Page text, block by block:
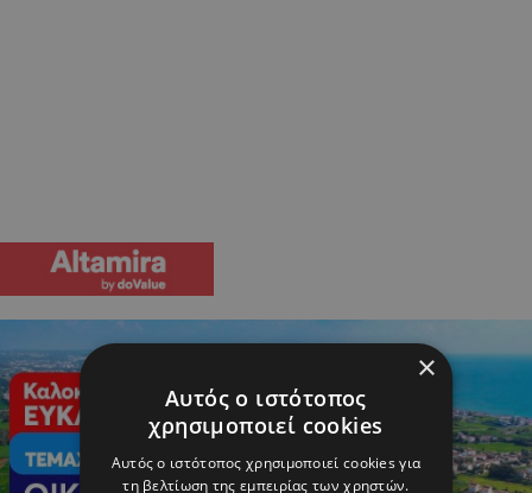
×
Αυτός ο ιστότοπος
χρησιμοποιεί cookies
Αυτός ο ιστότοπος χρησιμοποιεί cookies για
τη βελτίωση της εμπειρίας των χρηστών.